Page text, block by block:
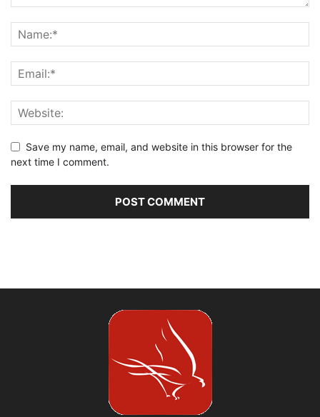
Save my name, email, and website in this browser for the
next time I comment.